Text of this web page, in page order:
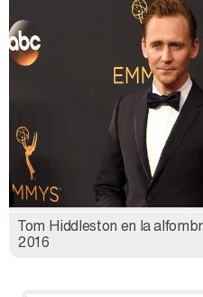
Tom Hiddleston en la
2016